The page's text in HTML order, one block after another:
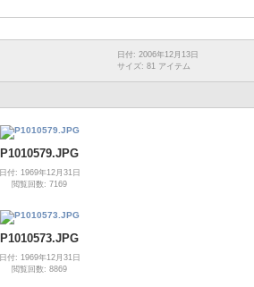
日付: 2006年12月13日
サイズ: 81 アイテム
P1010579.JPG
日付: 1969年12月31日
閲覧回数: 7169
P1010573.JPG
日付: 1969年12月31日
閲覧回数: 8869